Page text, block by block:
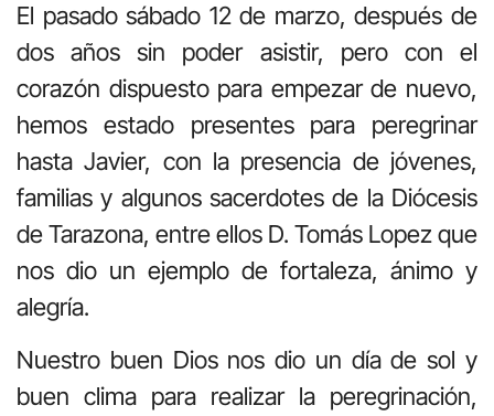
El pasado sábado 12 de marzo, después de
dos años sin poder asistir, pero con el
corazón dispuesto para empezar de nuevo,
hemos estado presentes para peregrinar
hasta Javier, con la presencia de jóvenes,
familias y algunos sacerdotes de la Diócesis
de Tarazona, entre ellos D. Tomás Lopez que
nos dio un ejemplo de fortaleza, ánimo y
alegría.
Nuestro buen Dios nos dio un día de sol y
buen clima para realizar la peregrinación,